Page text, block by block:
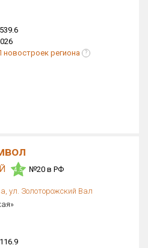
до I кв. 2030
539.6
новостроек региона ?
4.5 №20 в РФ
ул. Золоторожский Вал
116.9